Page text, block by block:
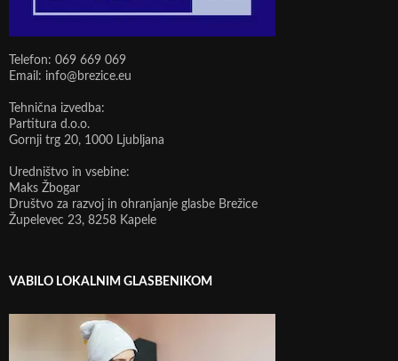
Telefon: 069 669 069
Email: info@brezice.eu
Tehnična izvedba:
Partitura d.o.o.
Gornji trg 20, 1000 Ljubljana
Uredništvo in vsebine:
Maks Žbogar
Društvo za razvoj in ohranjanje glasbe Brežice
Župelevec 23, 8258 Kapele
VABILO LOKALNIM GLASBENIKOM